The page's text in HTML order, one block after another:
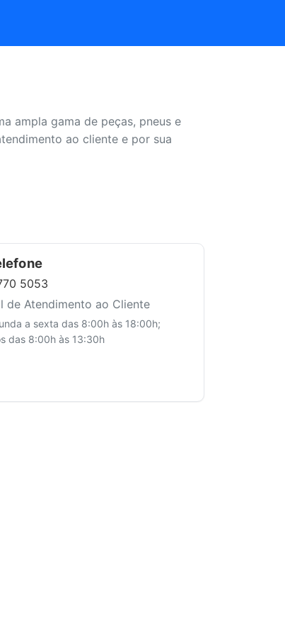
ampla gama de peças, pneus e
ao cliente e por sua
5053
de Atendimento ao Cliente
a sexta das 8:00h às 18:00h;
das 8:00h às 13:30h